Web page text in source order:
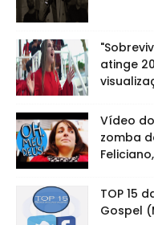
atinge
Vídeo
zomba
TOP 15
Gospel